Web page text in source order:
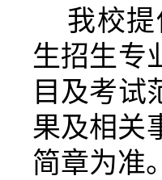
我校
生招生专
目及考试
果及相关
简章为准。